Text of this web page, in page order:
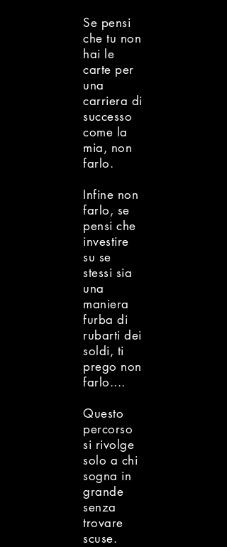
Se pensi
che tu non
hai le
carte per
una
carriera di
successo
come la
mia, non
farlo.
Infine non
farlo, se
pensi che
investire
su se
stessi sia
una
maniera
furba di
rubarti dei
soldi, ti
prego non
farlo....
Questo
percorso
si rivolge
solo a chi
sogna in
grande
senza
trovare
scuse.